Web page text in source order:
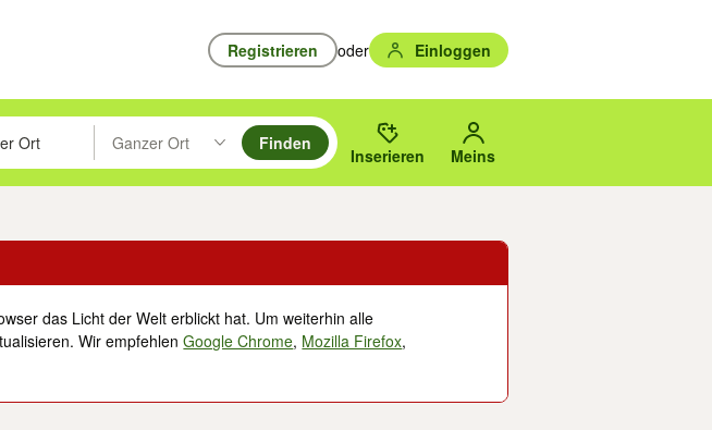
Registrieren oder Einloggen
Pfeiltasten nach oben/unten durchsuchen und mit Eingabetaste auswählen.
eingeben. Eingabetaste drücken um zu suchen, oder Vorschläge mit den Pfeiltasten nach oben/
Ganzer Ort
Suche im Umkreis des gewählten Orts oder PLZ.
Finden
Inserieren Meins
das Licht der Welt erblickt hat. Um weiterhin alle
Wir empfehlenGoogle Chrome, Mozilla Firefox,